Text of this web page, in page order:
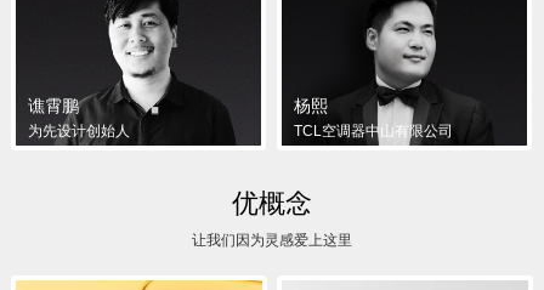
谯霄鹏
为先设计创始人
杨熙
TCL空调器中山有限公司
优概念
让我们因为灵感爱上这里